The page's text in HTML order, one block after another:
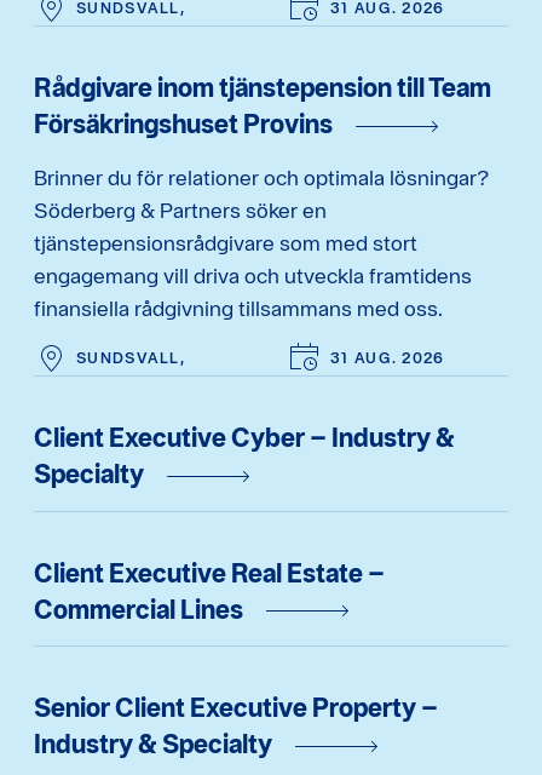
SUNDSVALL, 31 AUG. 2026
Rådgivare inom tjänstepension till Team
Försäkringshuset Provins
Brinner du för relationer och optimala lösningar?
Söderberg & Partners söker en
tjänstepensionsrådgivare som med stort
engagemang vill driva och utveckla framtidens
finansiella rådgivning tillsammans med oss.
SUNDSVALL, 31 AUG. 2026
Client Executive Cyber – Industry &
Specialty
Client Executive Real Estate –
Commercial Lines
Senior Client Executive Property –
Industry & Specialty